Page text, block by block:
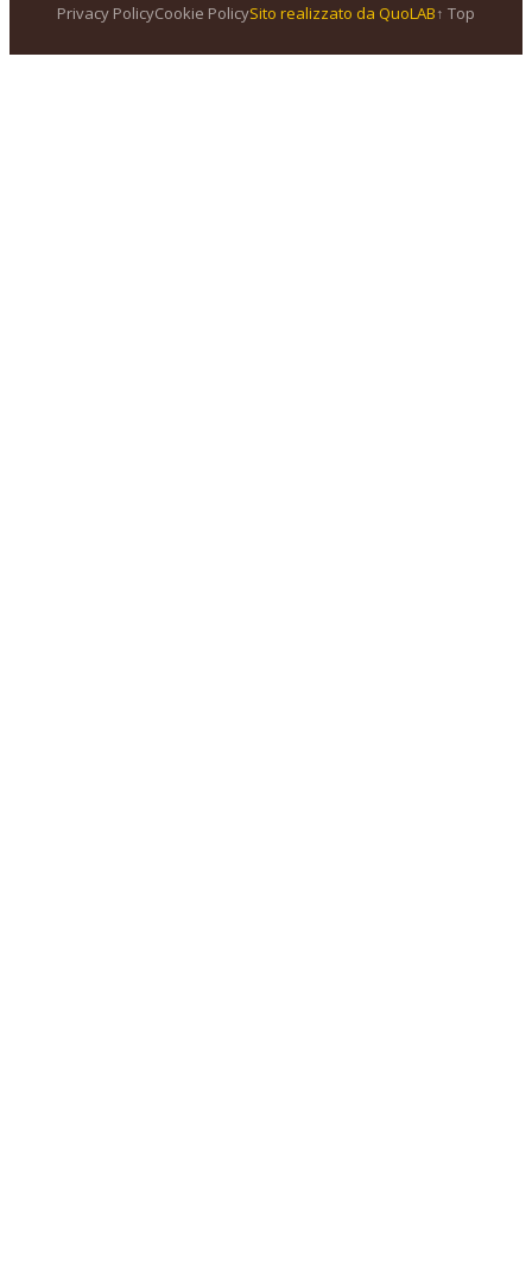
Privacy PolicyCookie PolicySito realizzato da QuoLAB↑ Top